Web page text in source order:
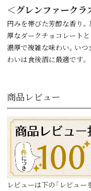
＜グレンファークラ
円みを帯びた芳醇な香り
厚なダークチョコレート
濃厚で複雑な味わい。い
わいは食後酒に最適です。
商品レビュー
レビューは下の「レビュー